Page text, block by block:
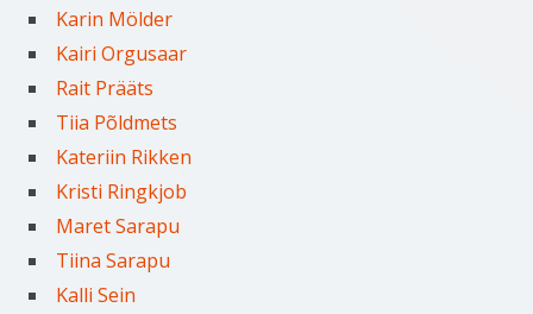
Karin Mölder
Kairi Orgusaar
Rait Prääts
Tiia Põldmets
Kateriin Rikken
Kristi Ringkjob
Maret Sarapu
Tiina Sarapu
Kalli Sein